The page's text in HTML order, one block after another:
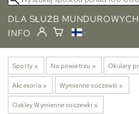
DLA SŁUŻB MUNDUROWYCH
INFO
Sporty ‪» Na powietrzu ‪» Okulary
Akcesoria ‪» Wymienne soczewki ‪»
Oakley Wymienne soczewki ‪»